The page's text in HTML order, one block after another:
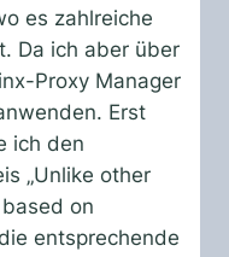
es zahlreiche
Da ich aber über
Proxy Manager
Erst
ich den
„Unlike other
on
entsprechende